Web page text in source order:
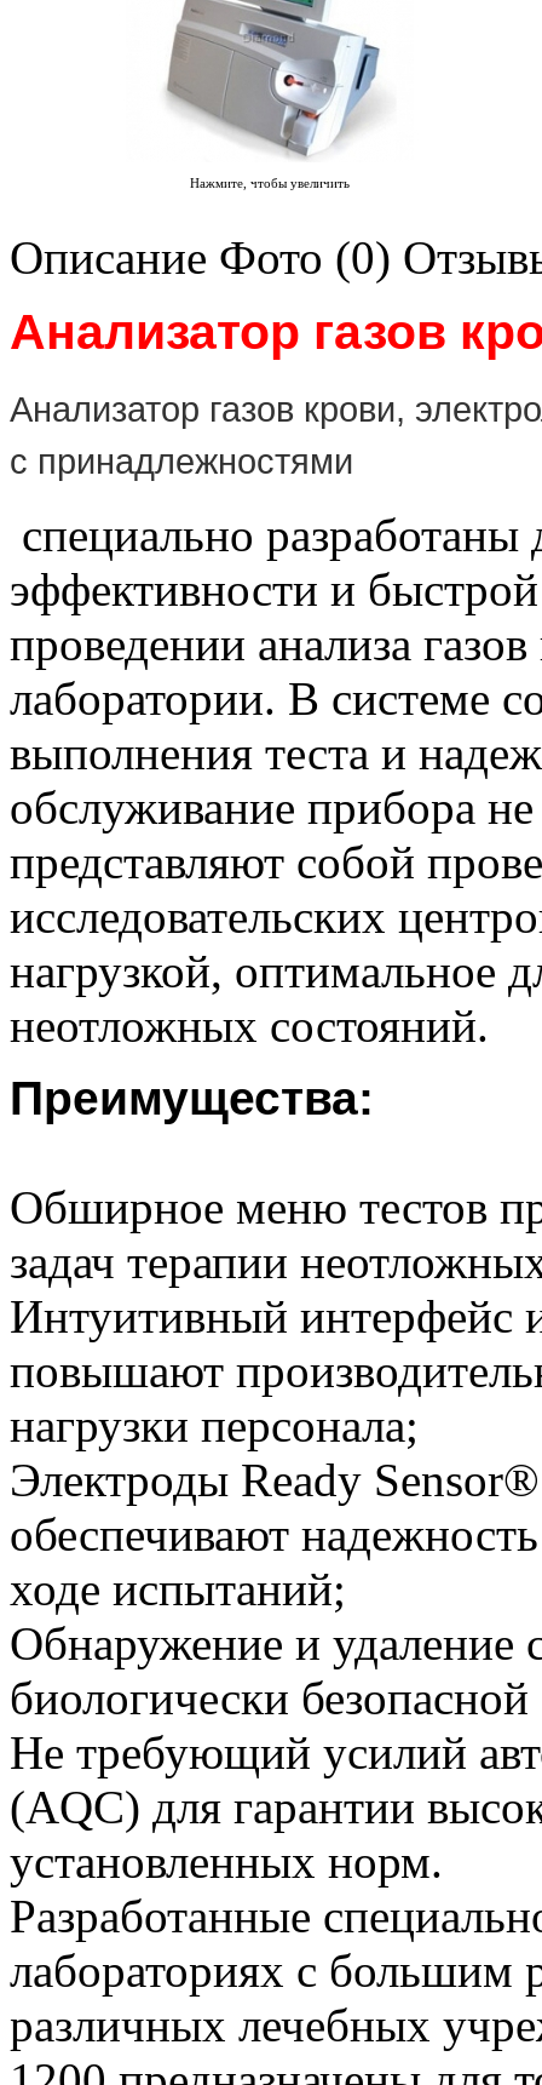
Нажмите, чтобы увеличить
Описание Фото (0)
Анализатор газов
Анализатор газов крови,
с принадлежностями
специально
эффективности и
проведении анализа
лаборатории. В системе
выполнения теста и
обслуживание прибора
представляют собой
исследовательских
нагрузкой, оптимальное
неотложных состояний.
Преимущества:
Обширное меню тестов
задач терапии
Интуитивный интерфейс
повышают
нагрузки персонала;
Электроды Ready
обеспечивают
ходе испытаний;
Обнаружение и удаление
биологически
Не требующий усилий
(AQC) для гарантии
установленных норм.
Разработанные
лабораториях с большим
различных лечебных